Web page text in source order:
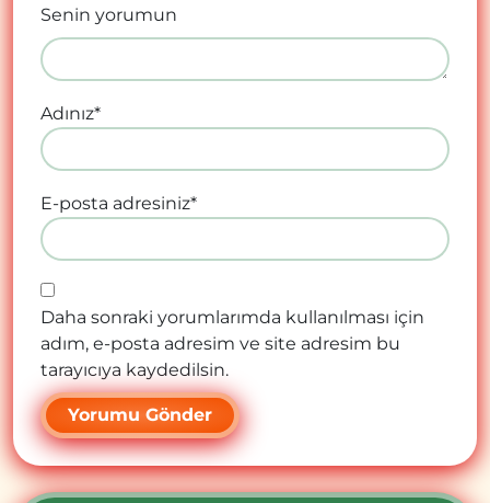
Senin yorumun
Adınız*
E-posta adresiniz*
Daha sonraki yorumlarımda kullanılması için
adım, e-posta adresim ve site adresim bu
tarayıcıya kaydedilsin.